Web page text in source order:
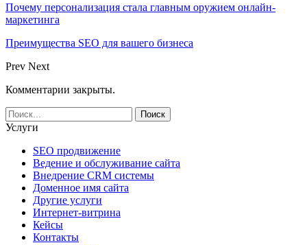
Почему персонализация стала главным оружием онлайн-
маркетинга
Преимущества SEO для вашего бизнеса
Prev Next
Комментарии закрыты.
Услуги
SEO продвижение
Ведение и обслуживание сайта
Внедрение CRM системы
Доменное имя сайта
Другие услуги
Интернет-витрина
Кейсы
Контакты